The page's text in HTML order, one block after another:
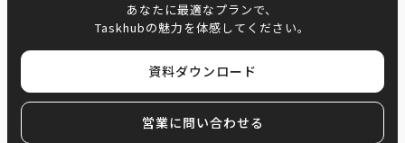
あなたに最適なプランで、
Taskhubの魅力を体感してください。
資料ダウンロード
営業に問い合わせる